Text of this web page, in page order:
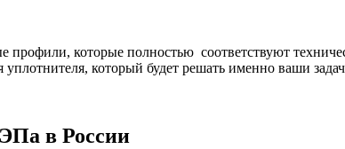
которые полностью соответствуют
который будет решать именно ваши
в России